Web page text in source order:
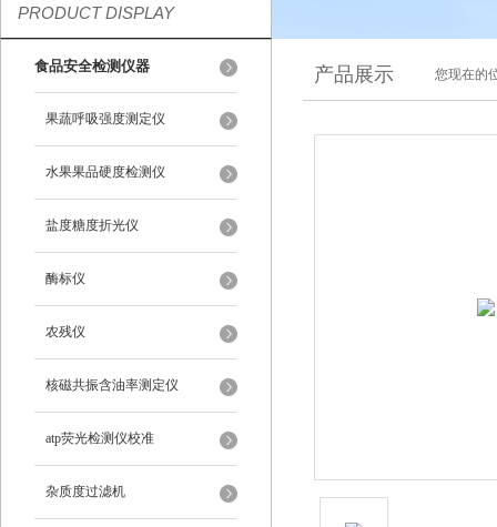
PRODUCT DISPLAY
食品安全检测仪器
果蔬呼吸强度测定仪
水果果品硬度检测仪
盐度糖度折光仪
酶标仪
农残仪
核磁共振含油率测定仪
atp荧光检测仪校准
杂质度过滤机
产品展示 您现在的